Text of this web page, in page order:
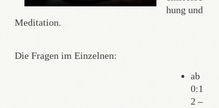
hung und
Meditation.
Die Fragen im Einzelnen:
ab
0:1
2 –